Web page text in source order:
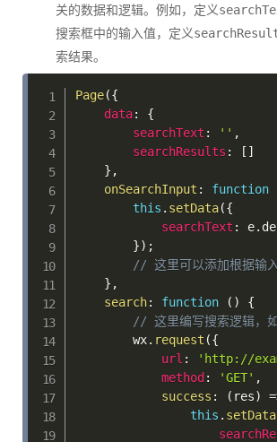
关的数据和逻辑。例如，定义
搜索框中的输入值，定义
索结果。
Page({
data:
{
searchText : '' ,
searchResults : [ ]
} ,
onSearchInput : function
this . setData({
searchText : e.
}) ;
// 这里可以添加根据输
} ,
search: function ( )
{
// 这里编写搜索逻辑，
        wx
. request ({
url :
'http://
method : 'GET' ,
success : ( res)
this . setData